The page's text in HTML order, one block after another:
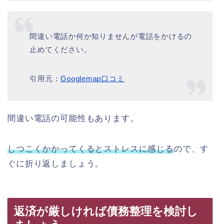
間違い電話か何か知りませんが電話をかけるの
止めてください。
引用元：Googlemap口コミ
間違い電話の可能性もあります。
しつこくかかってくるとストレスに感じるので、す
ぐに折り返しましょう。
返済が厳しければ債務整理を検討し